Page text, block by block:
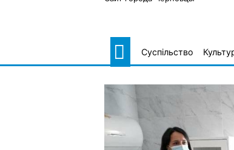
Суспільство